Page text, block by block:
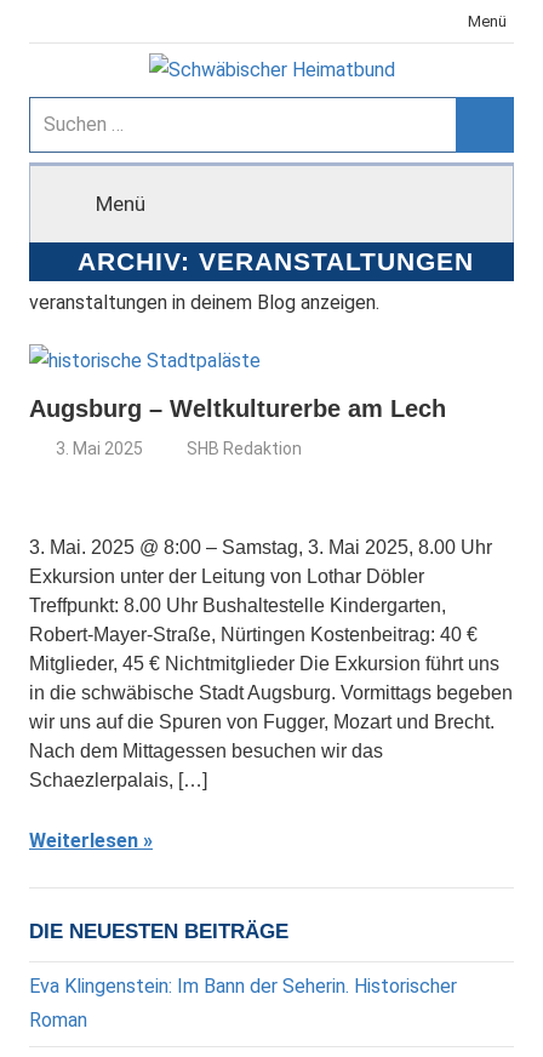
Inhalt
Menü
Schwäbischer
Heimatbund
Suchen
nach:
Menü
ARCHIV: VERANSTALTUNGEN
veranstaltungen in deinem Blog anzeigen.
Augsburg – Weltkulturerbe am Lech
3. Mai 2025 SHB Redaktion
3. Mai. 2025 @ 8:00 – Samstag, 3. Mai 2025, 8.00 Uhr
Exkursion unter der Leitung von Lothar Döbler
Treffpunkt: 8.00 Uhr Bushaltestelle Kindergarten,
Robert-Mayer-Straße, Nürtingen Kostenbeitrag: 40 €
Mitglieder, 45 € Nichtmitglieder Die Exkursion führt uns
in die schwäbische Stadt Augsburg. Vormittags begeben
wir uns auf die Spuren von Fugger, Mozart und Brecht.
Nach dem Mittagessen besuchen wir das
Schaezlerpalais, […]
Weiterlesen
DIE NEUESTEN BEITRÄGE
Eva Klingenstein: Im Bann der Seherin. Historischer
Roman